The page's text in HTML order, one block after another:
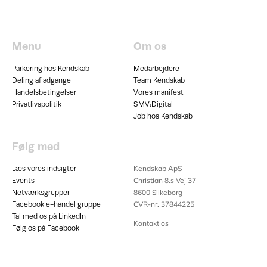
Menu
Parkering hos Kendskab
Deling af adgange
Handelsbetingelser
Privatlivspolitik
Om os
Medarbejdere
Team Kendskab
Vores manifest
SMV:Digital
Job hos Kendskab
Følg med
Læs vores indsigter
Events
Netværksgrupper
Facebook e-handel gruppe
Tal med os på LinkedIn
Følg os på Facebook
Kendskab ApS
Christian 8.s Vej 37
8600 Silkeborg
CVR-nr. 37844225
Kontakt os